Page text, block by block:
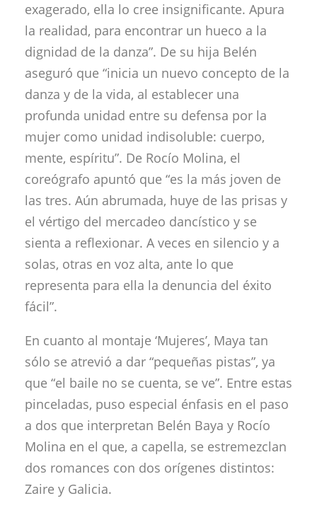
exagerado, ella lo cree insignificante. Apura
la realidad, para encontrar un hueco a la
dignidad de la danza”. De su hija Belén
aseguró que “inicia un nuevo concepto de la
danza y de la vida, al establecer una
profunda unidad entre su defensa por la
mujer como unidad indisoluble: cuerpo,
mente, espíritu”. De Rocío Molina, el
coreógrafo apuntó que “es la más joven de
las tres. Aún abrumada, huye de las prisas y
el vértigo del mercadeo dancístico y se
sienta a reflexionar. A veces en silencio y a
solas, otras en voz alta, ante lo que
representa para ella la denuncia del éxito
fácil”.
En cuanto al montaje ‘Mujeres’, Maya tan
sólo se atrevió a dar “pequeñas pistas”, ya
que “el baile no se cuenta, se ve”. Entre estas
pinceladas, puso especial énfasis en el paso
a dos que interpretan Belén Baya y Rocío
Molina en el que, a capella, se estremezclan
dos romances con dos orígenes distintos:
Zaire y Galicia.